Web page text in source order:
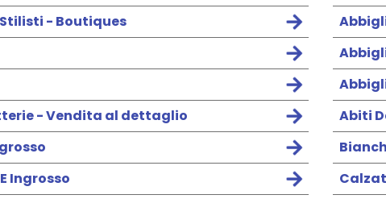
- Boutiques
- Vendita al dettaglio
Abiti
Ingrosso